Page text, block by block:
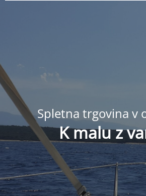
Spletna trgovina v
K malu z